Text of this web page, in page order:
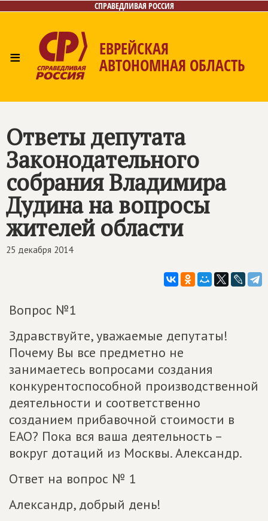
СПРАВЕДЛИВАЯ РОССИЯ
≡ ЕВРЕЙСКАЯ
АВТОНОМНАЯ ОБЛАСТЬ
Ответы депутата
Законодательного
собрания Владимира
Дудина на вопросы
жителей области
25 декабря 2014
Вопрос №1
Здравствуйте, уважаемые депутаты!
Почему Вы все предметно не
занимаетесь вопросами создания
конкурентоспособной производственной
деятельности и соответственно
созданием прибавочной стоимости в
ЕАО? Пока вся ваша деятельность –
вокруг дотаций из Москвы. Александр.
Ответ на вопрос № 1
Александр, добрый день!